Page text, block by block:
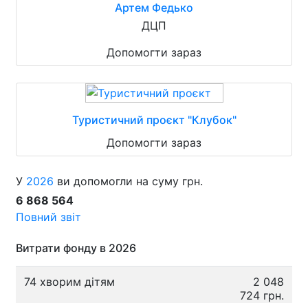
Артем Федько
ДЦП
Допомогти зараз
Туристичний проєкт "Клубок"
Допомогти зараз
У 2026 ви допомогли на суму грн.
6 868 564
Повний звіт
Витрати фонду в 2026
74 хворим дітям
2 048
724 грн.